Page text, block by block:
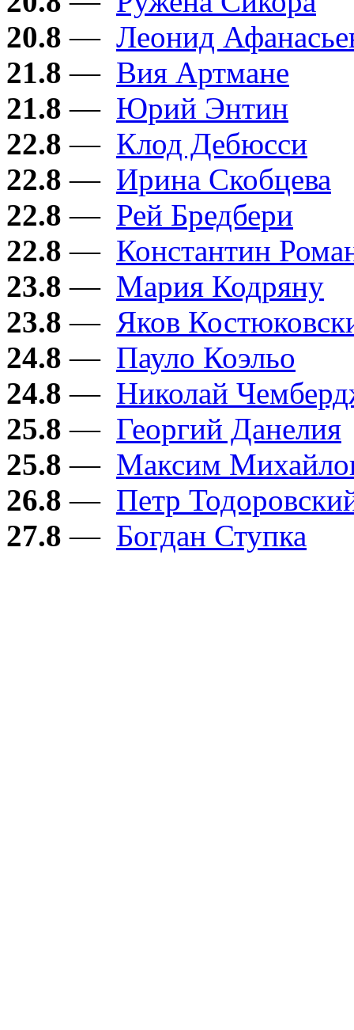
20.8 — Леонид
21.8 — Вия Артмане
21.8 — Юрий Энтин
22.8 — Клод Дебюсси
22.8 — Ирина Скобцева
22.8 — Рей Бредбери
22.8 — Константин
23.8 — Мария Кодряну
23.8 — Яков
24.8 — Пауло Коэльо
24.8 — Николай
25.8 — Георгий Данелия
25.8 — Максим
26.8 — Петр
27.8 — Богдан Ступка